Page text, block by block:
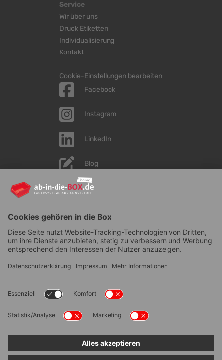
Service
Wir über uns
Druck Etiketten
Individualisierung
Kontakt
Cookie-Einstellungen bearbeiten
Facebook
Instagram
LinkedIn
Blog
YouTube
Bestellvorgang|Impressum|Information zur
Barrierefreiheit